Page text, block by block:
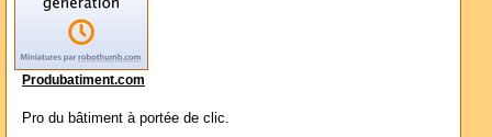
Produbatiment.com
Pro du bâtiment à portée de clic.